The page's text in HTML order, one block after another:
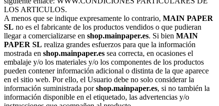
LOS ARTICULOS.
A menos que se indique expresamente lo contrario, MAIN PAPER
SL no es el fabricante de los productos vendidos o que pudieran
llegar a comercializarse en shop.mainpaper.es. Si bien MAIN
PAPER SL realiza grandes esfuerzos para que la información
mostrada en shop.mainpaper.es sea correcta, en ocasiones el
embalaje y/o los materiales y/o los componentes de los productos
pueden contener información adicional o distinta de la que aparece
en el sitio web. Por ello, el Usuario debe no solo considerar la
información suministrada porshop.mainpaper.es, si no también la
información disponible en el etiquetado, las advertencias y/o